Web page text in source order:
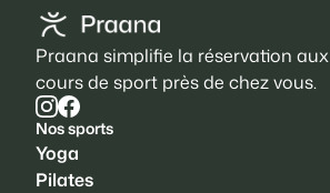
Praana simplifie la réservation aux
cours de sport près de chez vous.
Nos sports
Yoga
Pilates